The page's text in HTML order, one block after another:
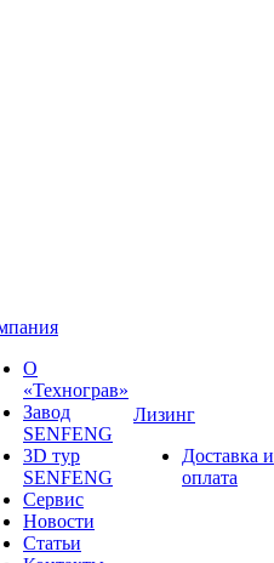
О
«Технограв»
Завод
SENFENG
3D тур
SENFENG
Сервис
Новости
Статьи
Лизинг
Доставка и
оплата